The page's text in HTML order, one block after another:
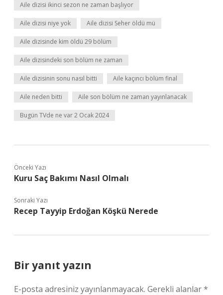
Aile dizisi ikinci sezon ne zaman başlıyor
Aile dizisi niye yok Aile dizisi Seher öldü mü
Aile dizisinde kim öldü 29 bölüm
Aile dizisindeki son bölüm ne zaman
Aile dizisinin sonu nasıl bitti Aile kaçıncı bölüm final
Aile neden bitti Aile son bölüm ne zaman yayınlanacak
Bugün TVde ne var 2 Ocak 2024
Önceki Yazı
Kuru Saç Bakımı Nasıl Olmalı
Sonraki Yazı
Recep Tayyip Erdoğan Köşkü Nerede
Bir yanıt yazın
E-posta adresiniz yayınlanmayacak. Gerekli alanlar*